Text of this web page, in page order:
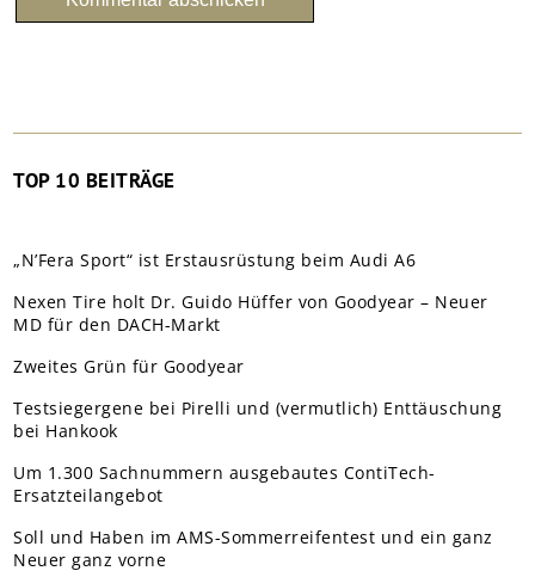
TOP 10 BEITRÄGE
„N’Fera Sport“ ist Erstausrüstung beim Audi A6
Nexen Tire holt Dr. Guido Hüffer von Goodyear – Neuer
MD für den DACH-Markt
Zweites Grün für Goodyear
Testsiegergene bei Pirelli und (vermutlich) Enttäuschung
bei Hankook
Um 1.300 Sachnummern ausgebautes ContiTech-
Ersatzteilangebot
Soll und Haben im AMS-Sommerreifentest und ein ganz
Neuer ganz vorne